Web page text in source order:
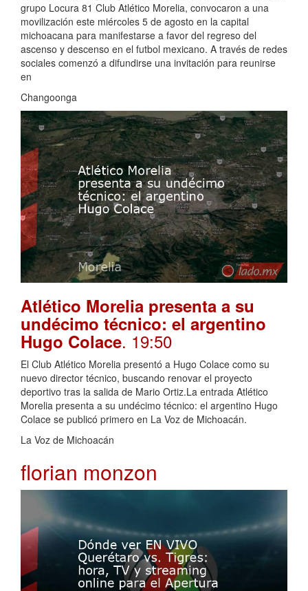
grupo Locura 81 Club Atlético Morelia, convocaron a una
movilización este miércoles 5 de agosto en la capital
michoacana para manifestarse a favor del regreso del
ascenso y descenso en el futbol mexicano. A través de redes
sociales comenzó a difundirse una invitación para reunirse
en
Changoonga
Atlético Morelia presenta a su
undécimo técnico: el argentino
Hugo Colace. 19:50
El Club Atlético Morelia presentó a Hugo Colace como su
nuevo director técnico, buscando renovar el proyecto
deportivo tras la salida de Mario Ortiz.La entrada Atlético
Morelia presenta a su undécimo técnico: el argentino Hugo
Colace se publicó primero en La Voz de Michoacán.
La Voz de Michoacán
florian monzon